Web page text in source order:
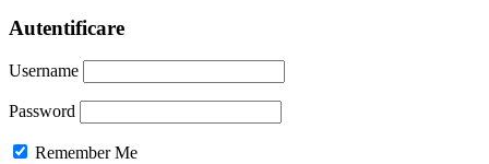
Autentificare
Username
Password
Remember Me